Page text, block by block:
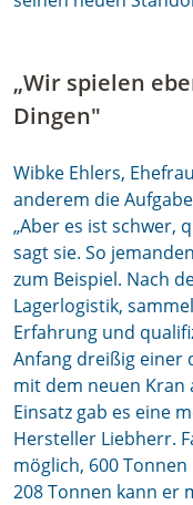
„Wir spielen
Dingen"
Wibke Ehlers,
anderem die
„Aber es ist schwer,
sagt sie. So
zum Beispiel. Nach
Lagerlogistik,
Erfahrung und
Anfang dreißig einer
mit dem neuen
Einsatz gab es eine
Hersteller Liebherr.
möglich, 600
208 Tonnen kann er